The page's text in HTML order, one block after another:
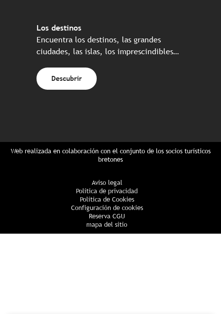
Los destinos
Encuentra los destinos, las grandes
ciudades, las islas, los imprescindibles…
Descubrir
Web realizada en colaboración con el conjunto de los socios turísticos
bretones
Aviso legal
Política de privacidad
Política de Cookies
Configuración de cookies
Reserva CGU
mapa del sitio